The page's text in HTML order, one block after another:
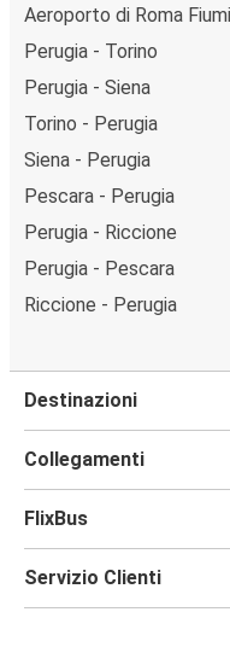
Aeroporto di Roma
Perugia - Torino
Perugia - Siena
Torino - Perugia
Siena - Perugia
Pescara - Perugia
Perugia - Riccione
Perugia - Pescara
Riccione - Perugia
Destinazioni
Collegamenti
FlixBus
Servizio Clienti